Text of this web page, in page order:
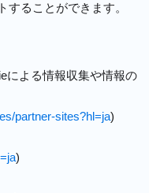
することができます。
による情報収集や情報の
partner-sites?hl=ja)
)